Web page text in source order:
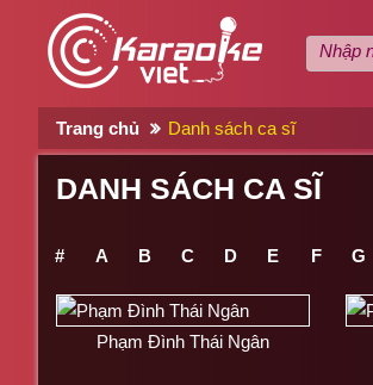
Trang chủ Danh sách ca sĩ
DANH SÁCH CA SĨ
# A B C D E F G
Phạm Đình Thái Ngân